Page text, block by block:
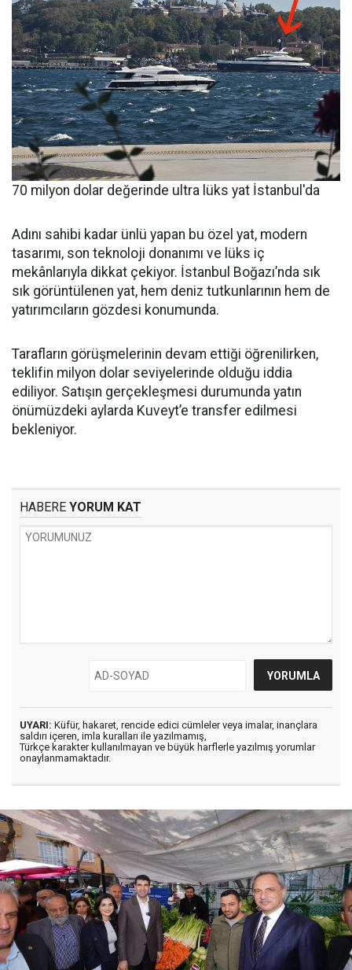
70 milyon dolar değerinde ultra lüks yat İstanbul'da
Adını sahibi kadar ünlü yapan bu özel yat, modern
tasarımı, son teknoloji donanımı ve lüks iç
mekânlarıyla dikkat çekiyor. İstanbul Boğazı’nda sık
sık görüntülenen yat, hem deniz tutkunlarının hem de
yatırımcıların gözdesi konumunda.
Tarafların görüşmelerinin devam ettiği öğrenilirken,
teklifin milyon dolar seviyelerinde olduğu iddia
ediliyor. Satışın gerçekleşmesi durumunda yatın
önümüzdeki aylarda Kuveyt’e transfer edilmesi
bekleniyor.
HABERE YORUM KAT
UYARI: Küfür, hakaret, rencide edici cümleler veya imalar, inançlara
saldırı içeren, imla kuralları ile yazılmamış,
Türkçe karakter kullanılmayan ve büyük harflerle yazılmış yorumlar
onaylanmamaktadır.